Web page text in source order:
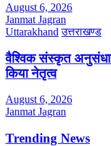
August 6, 2026
Janmat Jagran
Uttarakhand उत्तराखण्ड
वैश्विक संस्कृत
किया नेतृत्व
August 6, 2026
Janmat Jagran
Trending News